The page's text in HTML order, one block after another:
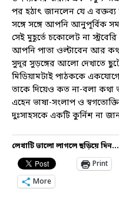
পর হঠাৎ জানলেন যে এ বক্তব্য
সঙ্গে সঙ্গে আপনি আনুপূর্বিক
সেই মুহূর্তে চকোলেট না
আপনি পাতা ওল্টাবেন আর
সুদূর সুড়ঙ্গের আলো দেখাতে
মিডিয়ামটাই পাঠককে
তাকে দিয়েও কত না-বলা কথা
এহেন ভাষা-সংলাপ ও
দুঃসাহসকে একটি কুর্নিশ না
লেখাটি ভালো লাগলে ছড়িয়ে দিন...
Print
More